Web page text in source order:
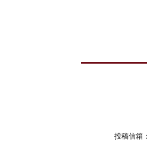
投稿信箱